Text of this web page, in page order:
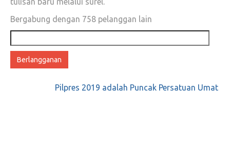
Bergabung dengan 758 pelanggan lain
email
Pilpres 2019 adalah Puncak Persatuan Umat